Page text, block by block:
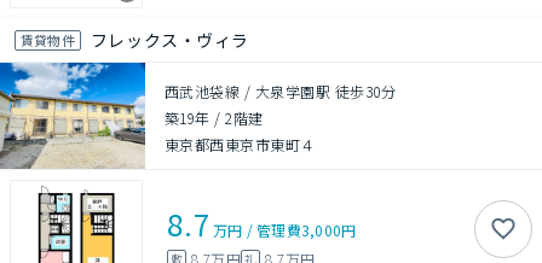
賃貸物件 フレックス・ヴィラ
西武池袋線 / 大泉学園駅 徒歩30分
築19年 /2階建
東京都西東京市東町４
8.7 万円 /管理費3,000円
敷 8.7万円礼 8.7万円